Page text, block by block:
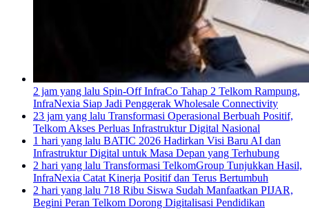
2 jam yang lalu Spin-Off InfraCo Tahap 2 Telkom Rampung,
InfraNexia Siap Jadi Penggerak Wholesale Connectivity
23 jam yang lalu Transformasi Operasional Berbuah Positif,
Telkom Akses Perluas Infrastruktur Digital Nasional
1 hari yang lalu BATIC 2026 Hadirkan Visi Baru AI dan
Infrastruktur Digital untuk Masa Depan yang Terhubung
2 hari yang lalu Transformasi TelkomGroup Tunjukkan Hasil,
InfraNexia Catat Kinerja Positif dan Terus Bertumbuh
2 hari yang lalu 718 Ribu Siswa Sudah Manfaatkan PIJAR,
Begini Peran Telkom Dorong Digitalisasi Pendidikan